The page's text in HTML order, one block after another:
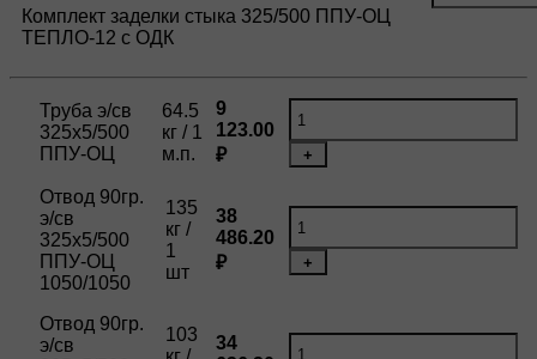
Комплект заделки стыка 325/500 ППУ-ОЦ
ТЕПЛО-12 с ОДК
Труба э/св
325х5/500
ППУ-ОЦ
64.5
кг / 1
м.п.
9
123.00
₽
+
Отвод 90гр.
э/св
325х5/500
ППУ-ОЦ
1050/1050
135
кг /
1
шт
38
486.20
₽
+
Отвод 90гр.
э/св
103
34